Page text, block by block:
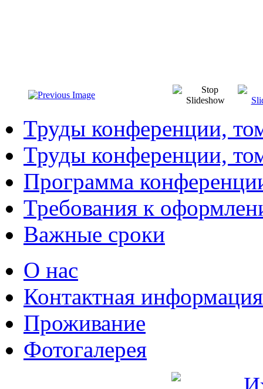
Труды конференции,
Труды конференции,
Программа
Требования к
Важные сроки
О нас
Контактная информация
Проживание
Фотогалерея